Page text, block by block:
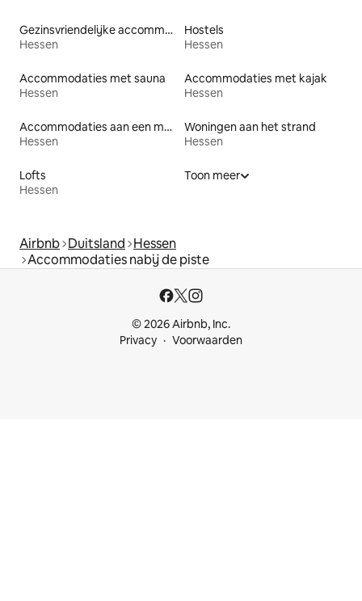
Gezinsvriendelijke accommodaties
Hessen
Hostels
Hessen
Accommodaties met sauna
Hessen
Accommodaties met kajak
Hessen
Accommodaties aan een meer
Hessen
Woningen aan het strand
Hessen
Lofts
Hessen
Toon meer
Airbnb Duitsland Hessen
Accommodaties nabij de piste
© 2026 Airbnb, Inc.
Privacy
Voorwaarden